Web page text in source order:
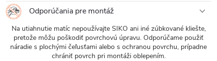
Odporúčania pre montáž
Na utiahnutie matíc nepoužívajte SIKO ani iné zúbkované kliešte,
pretože môžu poškodiť povrchovú úpravu. Odporúčame použiť
náradie s plochými čeľusťami alebo s ochranou povrchu, prípadne
chrániť povrch pri montáži oblepením.